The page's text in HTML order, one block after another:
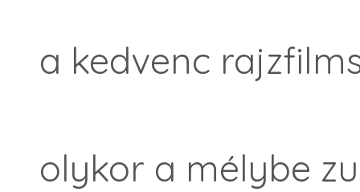
a kedvenc
olykor a mélybe